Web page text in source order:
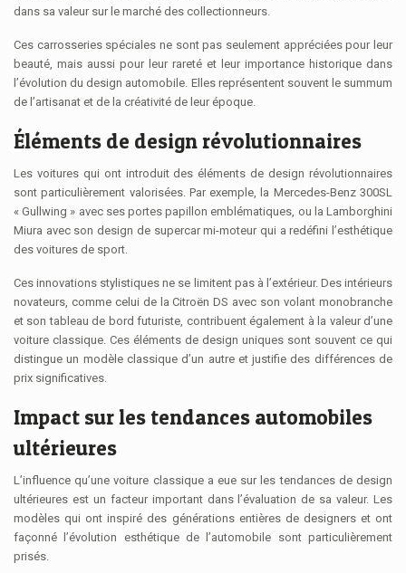
dans sa valeur sur le marché des collectionneurs.
Ces carrosseries spéciales ne sont pas seulement appréciées pour leur
beauté, mais aussi pour leur rareté et leur importance historique dans
l’évolution du design automobile. Elles représentent souvent le summum
de l’artisanat et de la créativité de leur époque.
Éléments de design révolutionnaires
Les voitures qui ont introduit des éléments de design révolutionnaires
sont particulièrement valorisées. Par exemple, la Mercedes-Benz 300SL
« Gullwing » avec ses portes papillon emblématiques, ou la Lamborghini
Miura avec son design de supercar mi-moteur qui a redéfini l’esthétique
des voitures de sport.
Ces innovations stylistiques ne se limitent pas à l’extérieur. Des intérieurs
novateurs, comme celui de la Citroën DS avec son volant monobranche
et son tableau de bord futuriste, contribuent également à la valeur d’une
voiture classique. Ces éléments de design uniques sont souvent ce qui
distingue un modèle classique d’un autre et justifie des différences de
prix significatives.
Impact sur les tendances automobiles
ultérieures
L’influence qu’une voiture classique a eue sur les tendances de design
ultérieures est un facteur important dans l’évaluation de sa valeur. Les
modèles qui ont inspiré des générations entières de designers et ont
façonné l’évolution esthétique de l’automobile sont particulièrement
prisés.